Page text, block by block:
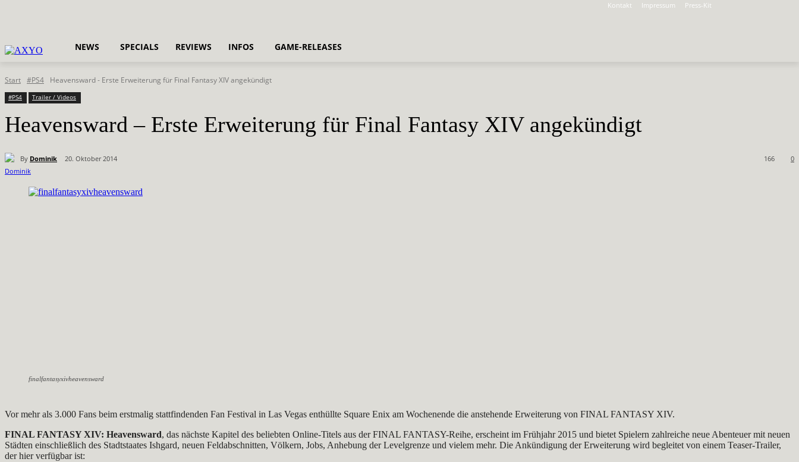
Kontakt
Impressum Press-Kit
NEWS SPECIALS REVIEWS INFOS GAME-RELEASES
Start #PS4 Heavensward - Erste Erweiterung für Final Fantasy XIV angekündigt
#PS4 Trailer / Videos
Heavensward – Erste Erweiterung für Final Fantasy XIV angekündigt
By Dominik 20. Oktober 2014 0
166
finalfantasyxivheavensward
Vor mehr als 3.000 Fans beim erstmalig stattfindenden Fan Festival in Las Vegas enthüllte Square Enix am Wochenende die anstehende Erweiterung von FINAL FANTASY XIV.
FINAL FANTASY XIV: Heavensward, das nächste Kapitel des beliebten Online-Titels aus der FINAL FANTASY-Reihe, erscheint im Frühjahr 2015 und bietet Spielern zahlreiche neue Abenteuer mit neuen
Städten einschließlich des Stadtstaates Ishgard, neuen Feldabschnitten, Völkern, Jobs, Anhebung der Levelgrenze und vielem mehr. Die Ankündigung der Erweiterung wird begleitet von einem Teaser-Trailer,
der hier verfügbar ist: